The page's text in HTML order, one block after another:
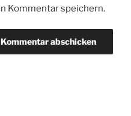
Kommentar speichern.